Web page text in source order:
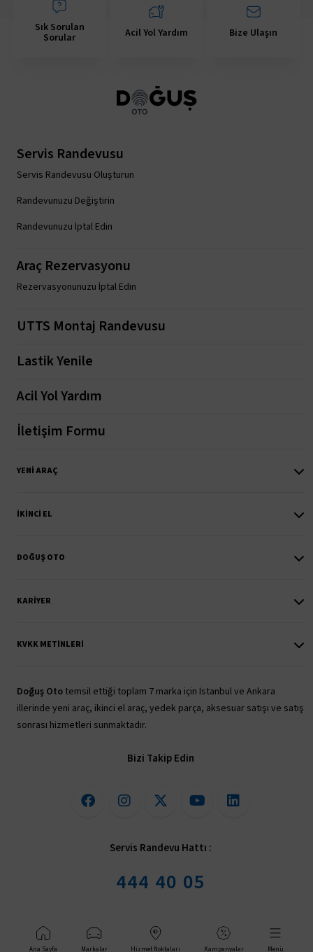
Sık Sorulan
Sorular Acil Yol Yardım Bize Ulaşın
Servis Randevusu
Servis Randevusu Oluşturun
Randevunuzu Değiştirin
Randevunuzu İptal Edin
Araç Rezervasyonu
Rezervasyonunuzu İptal Edin
UTTS Montaj Randevusu
Lastik Yenile
Acil Yol Yardım
İletişim Formu
YENI ARAÇ
İKINCI EL
DOĞUŞ OTO
KARIYER
KVKK METINLERI
Doğuş Oto temsil ettiği toplam 7 marka için İstanbul ve Ankara
illerinde yeni araç, ikinci el araç, yedek parça, aksesuar satışı ve satış
sonrası hizmetleri sunmaktadır.
Bizi Takip Edin
Servis Randevu Hattı :
444 40 05
© 2026 Doğuş Oto Pazarlama ve Tic. A.Ş
Ana Sayfa Markalar Hizmet Noktaları Kampanyalar Menü